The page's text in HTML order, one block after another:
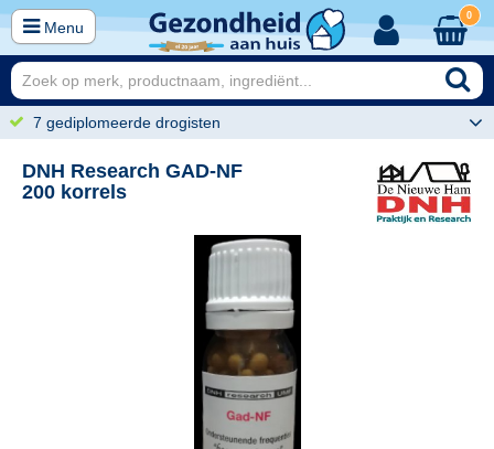
Menu
0
7 gediplomeerde drogisten
DNH Research GAD-NF
200 korrels